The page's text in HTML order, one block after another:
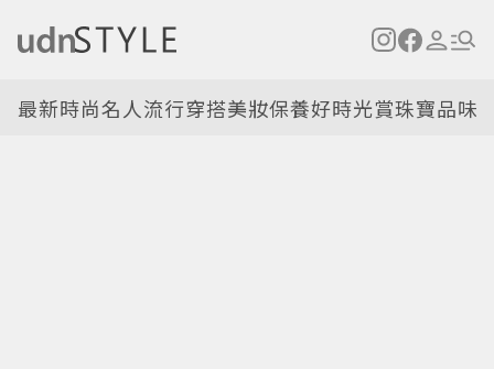
最新時尚名人流行穿搭美妝保養好時光賞珠寶品味